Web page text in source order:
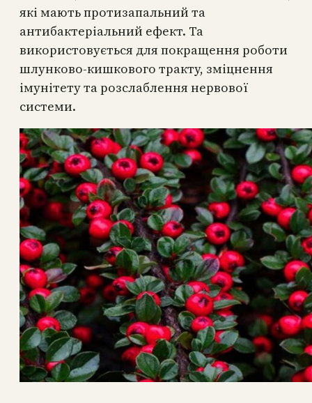
які мають протизапальний та
антибактеріальний ефект. Та
використовується для покращення роботи
шлунково-кишкового тракту, зміцнення
імунітету та розслаблення нервової
системи.